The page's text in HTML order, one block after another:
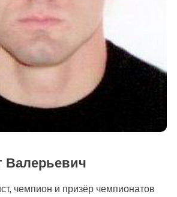
чемпион и призёр чемпионатов